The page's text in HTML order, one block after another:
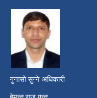
गुनासो सुन्ने अधिकारी